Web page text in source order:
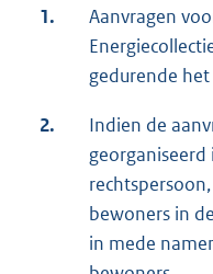
1.
Aanvragen
gedurende
2.
Indien de
bewoners in
in mede